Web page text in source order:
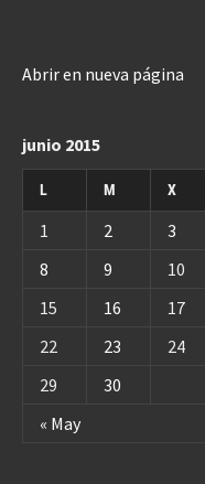
Abrir en nueva página
junio 2015
L M X
« May
1 2 3
8
9 10
15
16 17
22
23 24
29
30